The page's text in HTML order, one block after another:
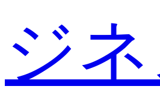
ジ